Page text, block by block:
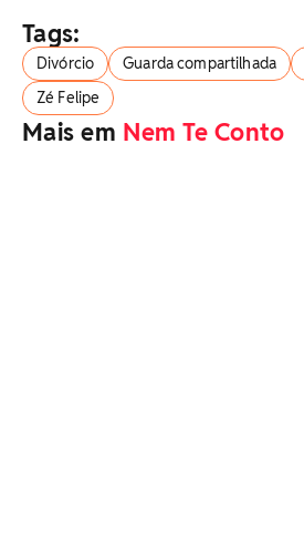
Tags:
Divórcio Guarda compartilhada
Zé Felipe
Mais em Nem Te Conto